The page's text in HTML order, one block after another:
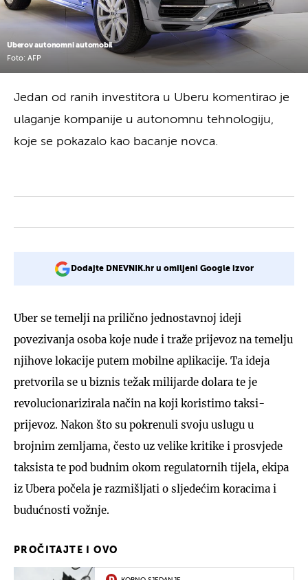
Uberov autonomni automobil
Foto: AFP
Jedan od ranih investitora u Uberu komentirao je
ulaganje kompanije u autonomnu tehnologiju,
koje se pokazalo kao bacanje novca.
Dodajte DNEVNIK.hr u omiljeni Google izvor
Uber se temelji na prilično jednostavnoj ideji
povezivanja osoba koje nude i traže prijevoz na temelju
njihove lokacije putem mobilne aplikacije. Ta ideja
pretvorila se u biznis težak milijarde dolara te je
revolucionarizirala način na koji koristimo taksi-
prijevoz. Nakon što su pokrenuli svoju uslugu u
brojnim zemljama, često uz velike kritike i prosvjede
taksista te pod budnim okom regulatornih tijela, ekipa
iz Ubera počela je razmišljati o sljedećim koracima i
budućnosti vožnje.
PROČITAJTE I OVO